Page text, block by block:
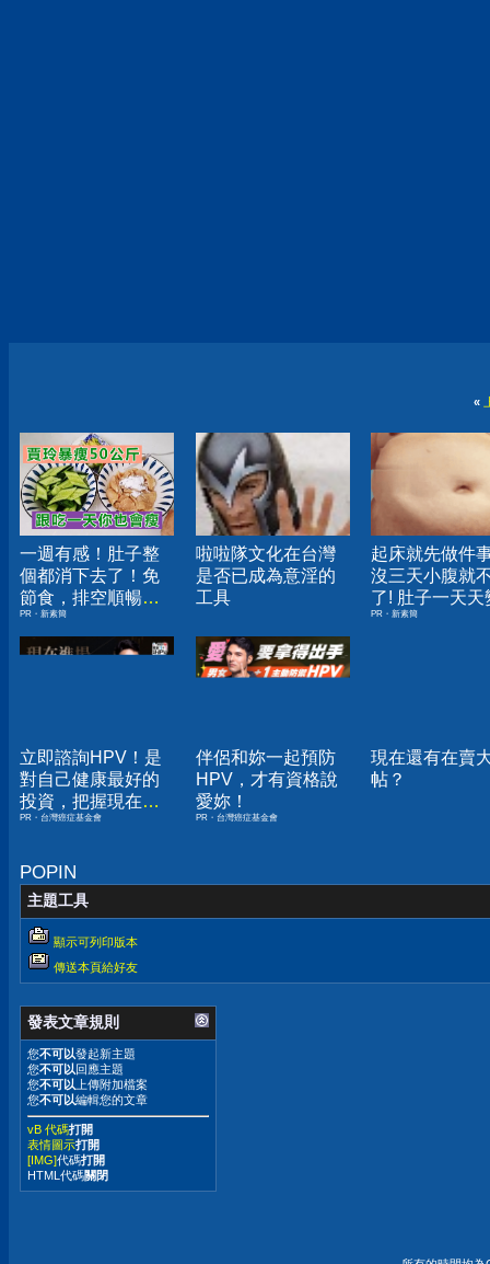
«
一週有感！肚子整
個都消下去了！免
節食，排空順暢就
夠
PR・新素簡
啦啦隊文化在台灣
是否已成為意淫的
工具
起床就先做件
沒三天小腹就
了! 肚子一天天
小！
PR・新素簡
立即諮詢HPV！是
對自己健康最好的
投資，把握現在不
嫌晚！
PR・台灣癌症基金會
伴侶和妳一起預防
HPV，才有資格說
愛妳！
PR・台灣癌症基金會
現在還有在賣
帖？
POPIN
主題工具
顯示可列印版本
傳送本頁給好友
發表文章規則
您不可以發起新主題
您不可以 回應主題
您不可以 上傳附加檔案
您不可以編輯您的文章
vB 代碼打開
表情圖示打開
[IMG]代碼打開
HTML代碼關閉